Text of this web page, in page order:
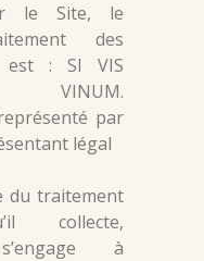
le Site, le
des
est : SI VIS
VINUM.
par
légal
du traitement
collecte,
à